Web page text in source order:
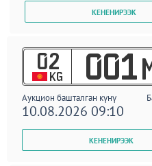
02
KG 001
Аукцион башталган күнү
10.08.2026 09:10